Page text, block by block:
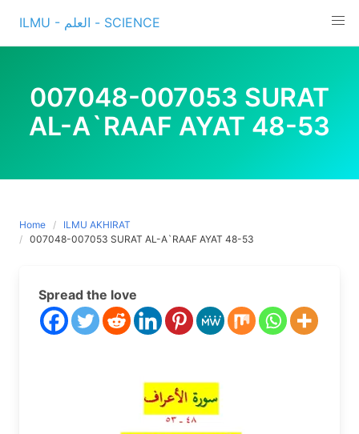
content
ILMU - العلم - SCIENCE
007048-007053 SURAT
AL-A`RAAF AYAT 48-53
Home
ILMU AKHIRAT
007048-007053 SURAT AL-A`RAAF AYAT 48-53
Spread the love